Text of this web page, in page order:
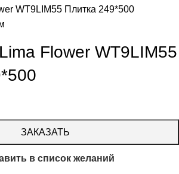
WT9LIM55 Плитка 249*500
Flower WT9LIM55
ЗАКАЗАТЬ
в список желаний